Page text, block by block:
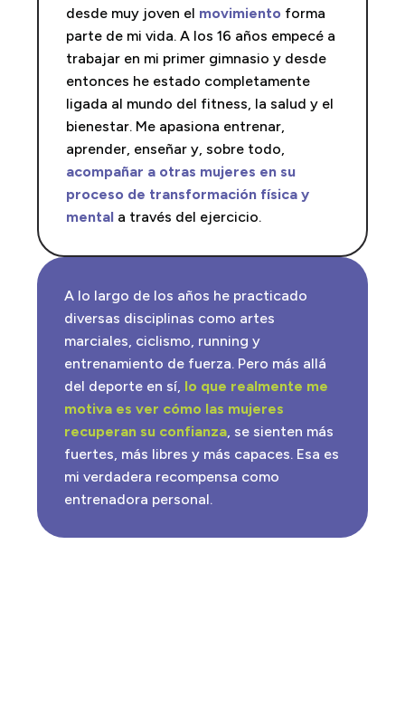
desde muy joven el movimiento forma
parte de mi vida. A los 16 años empecé a
trabajar en mi primer gimnasio y desde
entonces he estado completamente
ligada al mundo del fitness, la salud y el
bienestar. Me apasiona entrenar,
aprender, enseñar y, sobre todo,
acompañar a otras mujeres en su
proceso de transformación física y
mental a través del ejercicio.
A lo largo de los años he practicado
diversas disciplinas como artes
marciales, ciclismo, running y
entrenamiento de fuerza. Pero más allá
del deporte en sí, lo que realmente me
motiva es ver cómo las mujeres
recuperan su confianza, se sienten más
fuertes, más libres y más capaces. Esa es
mi verdadera recompensa como
entrenadora personal.